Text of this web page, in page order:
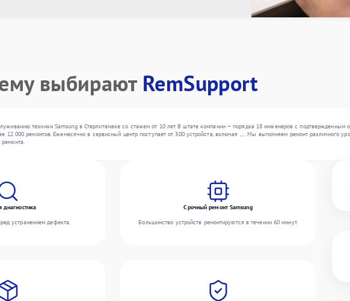
выбирают RemSupport
техники Samsung в Стерлитамаке со стажем от 10 лет. В штате компании — порядка 18 инженеров с
000 ремонтов. Ежемесячно в сервисный центр поступает от 300 устройств, включая , , . Мы выполняем ремонт различного
диагностика
устранением дефекта.
Срочный ремонт Samsung
Большинство устройств ремонтируются в течении 60 минут.